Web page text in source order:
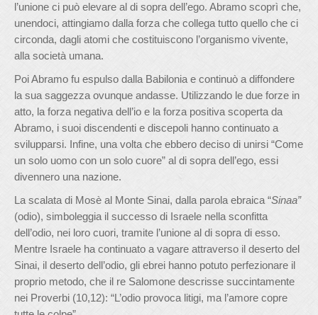
l’unione ci può elevare al di sopra dell’ego. Abramo scoprì che,
unendoci, attingiamo dalla forza che collega tutto quello che ci
circonda, dagli atomi che costituiscono l’organismo vivente,
alla società umana.
Poi Abramo fu espulso dalla Babilonia e continuò a diffondere
la sua saggezza ovunque andasse. Utilizzando le due forze in
atto, la forza negativa dell’io e la forza positiva scoperta da
Abramo, i suoi discendenti e discepoli hanno continuato a
svilupparsi. Infine, una volta che ebbero deciso di unirsi “Come
un solo uomo con un solo cuore” al di sopra dell’ego, essi
divennero una nazione.
La scalata di Mosè al Monte Sinai, dalla parola ebraica “Sinaa”
(odio), simboleggia il successo di Israele nella sconfitta
dell’odio, nei loro cuori, tramite l’unione al di sopra di esso.
Mentre Israele ha continuato a vagare attraverso il deserto del
Sinai, il deserto dell’odio, gli ebrei hanno potuto perfezionare il
proprio metodo, che il re Salomone descrisse succintamente
nei Proverbi (10,12): “L’odio provoca litigi, ma l’amore copre